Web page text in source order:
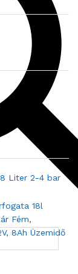
Liter 2-4 bar
18l
Fém,
8Ah Üzemidő